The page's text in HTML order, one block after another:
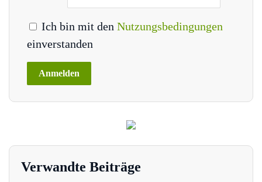
Ich bin mit den Nutzungsbedingungen
einverstanden
Verwandte Beiträge